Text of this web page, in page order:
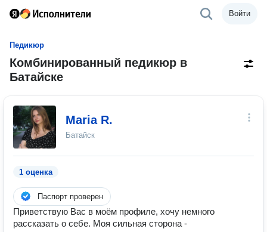
Войти
Педикюр
Комбинированный педикюр в
Батайске
Maria R.
Батайск
1 оценка
Паспорт проверен
Приветствую Вас в моём профиле, хочу немного
рассказать о себе. Моя сильная сторона -